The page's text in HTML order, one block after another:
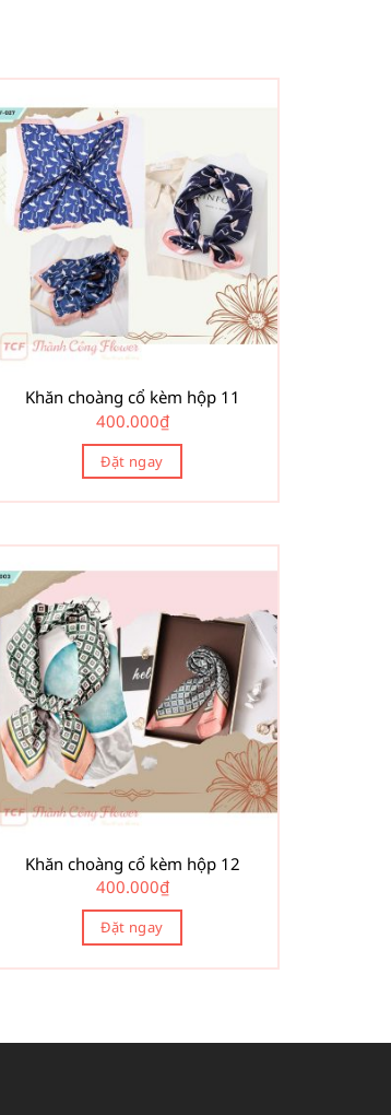
Khăn choàng cổ kèm hộp 11
400.000₫
Đặt ngay
Khăn choàng cổ kèm hộp 12
400.000₫
Đặt ngay